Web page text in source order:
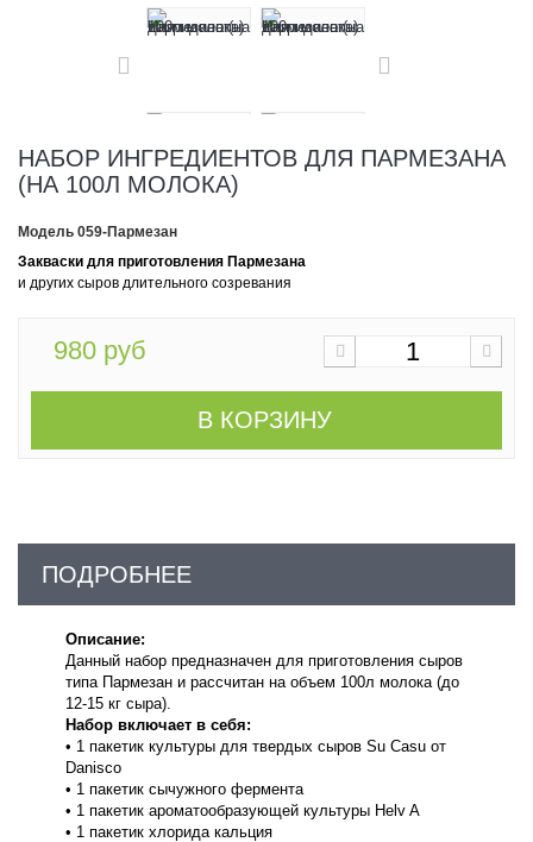
НАБОР ИНГРЕДИЕНТОВ ДЛЯ ПАРМЕЗАНА
(НА 100Л МОЛОКА)
Модель 059-Пармезан
Закваски для приготовления Пармезана
и других сыров длительного созревания
980 руб
В КОРЗИНУ
ПОДРОБНЕЕ
Описание:
Данный набор предназначен для приготовления сыров
типа Пармезан и рассчитан на объем 100л молока (до
12-15 кг сыра).
Набор включает в себя:
• 1 пакетик культуры для твердых сыров Su Casu от
Danisco
• 1 пакетик сычужного фермента
• 1 пакетик ароматообразующей культуры Helv A
• 1 пакетик хлорида кальция